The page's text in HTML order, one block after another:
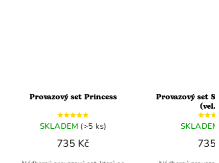
Princess
Provazový set Slavnostní Šedá